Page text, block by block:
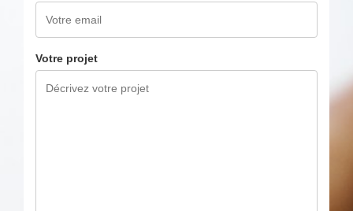
Votre projet